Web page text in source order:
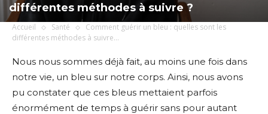
différentes méthodes à suivre ?
Accueil Santé
Comment guérir un bleu : quelles sont les
différentes méthodes à suivre...
Nous nous sommes déjà fait, au moins une fois dans
notre vie, un bleu sur notre corps. Ainsi, nous avons
pu constater que ces bleus mettaient parfois
énormément de temps à guérir sans pour autant